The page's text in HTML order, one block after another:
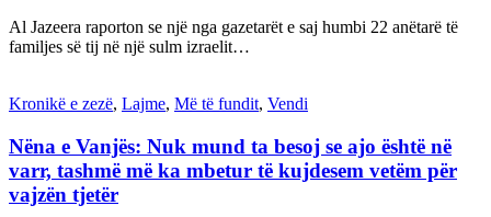
Al Jazeera raporton se një nga gazetarët e saj humbi 22 anëtarë të
familjes së tij në një sulm izraelit…
Kronikë e zezë, Lajme, Më të fundit, Vendi
Nëna e Vanjës: Nuk mund ta besoj se ajo është në
varr, tashmë më ka mbetur të kujdesem vetëm për
vajzën tjetër